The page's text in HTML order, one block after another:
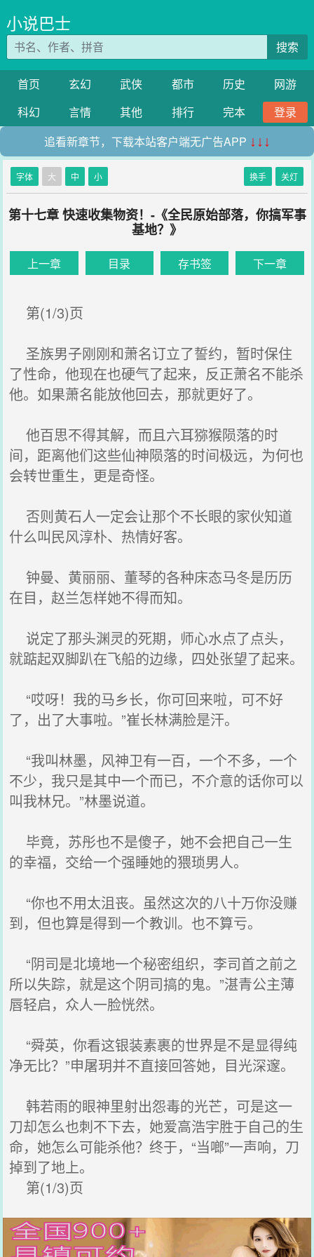
小说巴士
搜索
首页 玄幻 武侠 都市 历史
网游
科幻
言情 其他 排行 完本
登录
追看新章节，下载本站客户端无广告APP ↓↓↓
字体 大 中 小 换手 关灯
第十七章 快速收集物资！-《全民原始部落，你搞军事
基地？》
上一章 目录 存书签 下一章
第(1/3)页
圣族男子刚刚和萧名订立了誓约，暂时保住
了性命，他现在也硬气了起来，反正萧名不能杀
他。如果萧名能放他回去，那就更好了。
他百思不得其解，而且六耳猕猴陨落的时
间，距离他们这些仙神陨落的时间极远，为何也
会转世重生，更是奇怪。
否则黄石人一定会让那个不长眼的家伙知道
什么叫民风淳朴、热情好客。
钟曼、黄丽丽、董琴的各种床态马冬是历历
在目，赵兰怎样她不得而知。
说定了那头渊灵的死期，师心水点了点头，
就踮起双脚趴在飞船的边缘，四处张望了起来。
“哎呀！我的马乡长，你可回来啦，可不好
了，出了大事啦。”崔长林满脸是汗。
“我叫林墨，风神卫有一百，一个不多，一个
不少，我只是其中一个而已，不介意的话你可以
叫我林兄。”林墨说道。
毕竟，苏彤也不是傻子，她不会把自己一生
的幸福，交给一个强睡她的猥琐男人。
“你也不用太沮丧。虽然这次的八十万你没赚
到，但也算是得到一个教训。也不算亏。
“阴司是北境地一个秘密组织，李司首之前之
所以失踪，就是这个阴司搞的鬼。”湛青公主薄
唇轻启，众人一脸恍然。
“舜英，你看这银装素裹的世界是不是显得纯
净无比？”申屠玥并不直接回答她，目光深邃。
韩若雨的眼神里射出怨毒的光芒，可是这一
刀却怎么也刺不下去，她爱高浩宇胜于自己的生
命，她怎么可能杀他？终于，“当啷”一声响，刀
掉到了地上。
第(1/3)页